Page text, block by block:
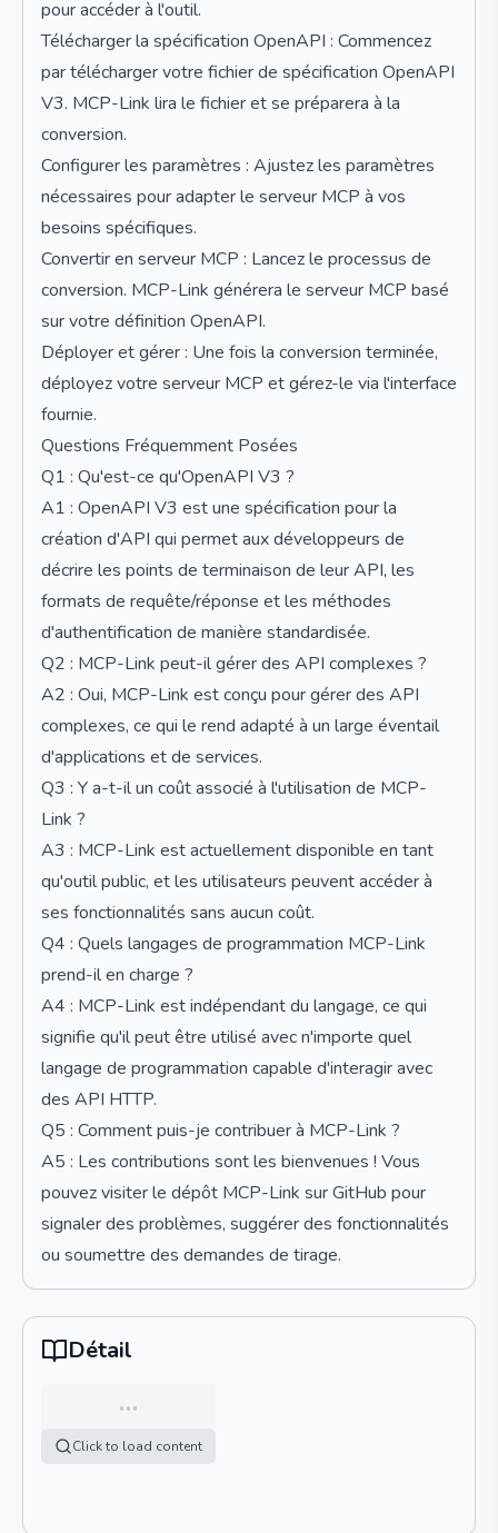
pour accéder à l'outil.
Télécharger la spécification OpenAPI : Commencez
par télécharger votre fichier de spécification OpenAPI
V3. MCP-Link lira le fichier et se préparera à la
conversion.
Configurer les paramètres : Ajustez les paramètres
nécessaires pour adapter le serveur MCP à vos
besoins spécifiques.
Convertir en serveur MCP : Lancez le processus de
conversion. MCP-Link générera le serveur MCP basé
sur votre définition OpenAPI.
Déployer et gérer : Une fois la conversion terminée,
déployez votre serveur MCP et gérez-le via l'interface
fournie.
Questions Fréquemment Posées
Q1 : Qu'est-ce qu'OpenAPI V3 ?
A1 : OpenAPI V3 est une spécification pour la
création d'API qui permet aux développeurs de
décrire les points de terminaison de leur API, les
formats de requête/réponse et les méthodes
d'authentification de manière standardisée.
Q2 : MCP-Link peut-il gérer des API complexes ?
A2 : Oui, MCP-Link est conçu pour gérer des API
complexes, ce qui le rend adapté à un large éventail
d'applications et de services.
Q3 : Y a-t-il un coût associé à l'utilisation de MCP-
Link ?
A3 : MCP-Link est actuellement disponible en tant
qu'outil public, et les utilisateurs peuvent accéder à
ses fonctionnalités sans aucun coût.
Q4 : Quels langages de programmation MCP-Link
prend-il en charge ?
A4 : MCP-Link est indépendant du langage, ce qui
signifie qu'il peut être utilisé avec n'importe quel
langage de programmation capable d'interagir avec
des API HTTP.
Q5 : Comment puis-je contribuer à MCP-Link ?
A5 : Les contributions sont les bienvenues ! Vous
pouvez visiter le dépôt MCP-Link sur GitHub pour
signaler des problèmes, suggérer des fonctionnalités
ou soumettre des demandes de tirage.
Détail
…
Click to load content